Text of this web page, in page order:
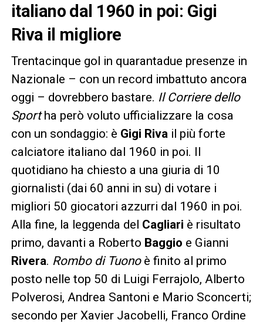
italiano dal 1960 in poi: Gigi
Riva il migliore
Trentacinque gol in quarantadue presenze in
Nazionale – con un record imbattuto ancora
oggi – dovrebbero bastare. Il Corriere dello
Sportha però voluto ufficializzare la cosa
con un sondaggio: è Gigi Riva il più forte
calciatore italiano dal 1960 in poi. Il
quotidiano ha chiesto a una giuria di 10
giornalisti (dai 60 anni in su) di votare i
migliori 50 giocatori azzurri dal 1960 in poi.
Alla fine, la leggenda del Cagliari è risultato
primo, davanti a Roberto Baggio e Gianni
Rivera. Rombo di Tuono è finito al primo
posto nelle top 50 di Luigi Ferrajolo, Alberto
Polverosi, Andrea Santoni e Mario Sconcerti;
secondo per Xavier Jacobelli, Franco Ordine